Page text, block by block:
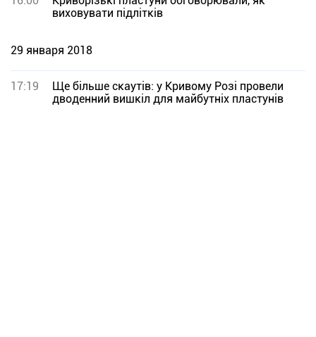
виховувати підлітків
29 января 2018
17:19
Ще більше скаутів: у Кривому Розі провели
дводенний вишкіл для майбутніх пластунів